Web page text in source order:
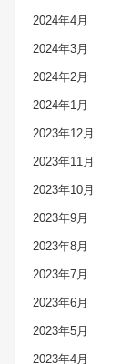
2024年4月
2024年3月
2024年2月
2024年1月
2023年12月
2023年11月
2023年10月
2023年9月
2023年8月
2023年7月
2023年6月
2023年5月
2023年4月